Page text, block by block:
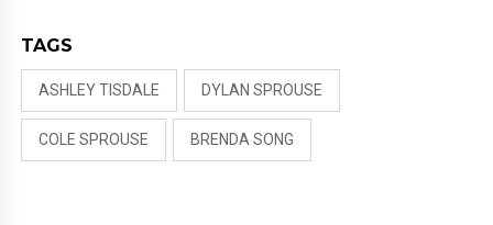
TAGS
ASHLEY TISDALE DYLAN SPROUSE
COLE SPROUSE BRENDA SONG